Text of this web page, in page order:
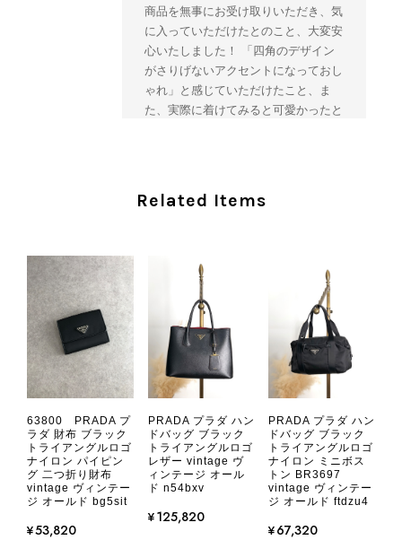
商品を無事にお受け取りいただき、気
に入っていただけたとのこと、大変安
心いたしました！ 「四角のデザイン
がさりげないアクセントになっておし
ゃれ」と感じていただけたこと、ま
た、実際に着けてみると可愛かったと
ご愛用いただけましたら幸いです。
談ください。 またご縁がございまし
たら、ぜひよろしくお願いいたしま
す。 VintageShop solo
2026/08/05
とても気に入りました、目立たないシャネルのロゴがとてもいい
です
Related Items
63800 PRADA プ
ラダ 財布 ブラック
トライアングルロゴ
ナイロン パイピン
グ 二つ折り財布
vintage ヴィンテー
ジ オールド bg5sit
¥53,820
PRADA プラダ ハン
ドバッグ ブラック
トライアングルロゴ
レザー vintage ヴ
ィンテージ オール
ド n54bxv
¥125,820
PRADA プラダ ハン
ドバッグ ブラック
トライアングルロゴ
ナイロン ミニボス
トン BR3697
vintage ヴィンテー
ジ オールド ftdzu4
¥67,320